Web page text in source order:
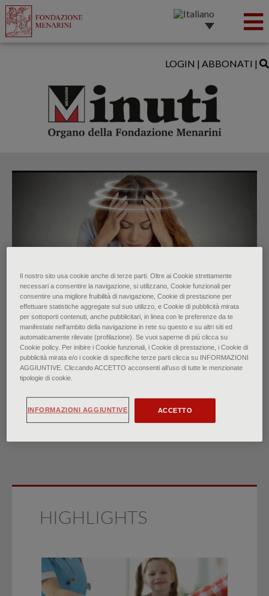
LOGIN | ABBONATI |
Capogiro: valutazione e
gestione
di
Dr. Tyler S. Rogers, Dr.ssa Mary Alice Noel, Dr. Benjamin
Garcia
∙ Novembre 2023
HIGHLIGHTS
Il nostro sito usa cookie anche di terze parti. Oltre ai Cookie strettamente
necessari a consentire la navigazione, si utilizzano, Cookie funzionali per
consentire una migliore fruibilità di navigazione, Cookie di prestazione per
effettuare statistiche aggregate sul suo utilizzo, e Cookie di pubblicità mirata
per sottoporti contenuti, anche pubblicitari, in linea con le preferenze da te
manifestate nell‘ambito della navigazione in rete su questo e su altri siti ed
automaticamente rilevate (profilazione). Se vuoi saperne di più clicca su
Cookie policy. Per inibire i Cookie funzionali, i Cookie di prestazione, i Cookie di
pubblicità mirata e/o i cookie di specifiche terze parti clicca su INFORMAZIONI
AGGIUNTIVE. Cliccando ACCETTO acconsenti all’uso di tutte le menzionate
tipologie di cookie.
ACCETTO
INFORMAZIONI AGGIUNTIVE